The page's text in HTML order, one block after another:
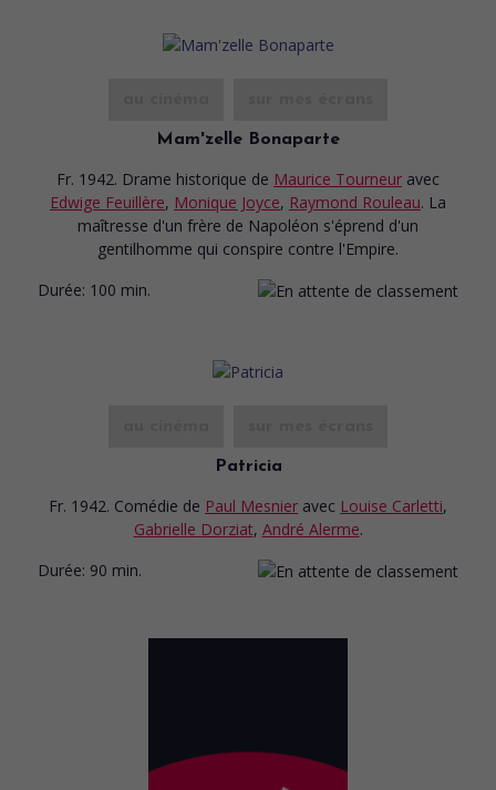
Mam'zelle Bonaparte
Fr. 1942. Drame historique de Maurice Tourneur avec
Edwige Feuillère, Monique Joyce, Raymond Rouleau. La
maîtresse d'un frère de Napoléon s'éprend d'un
gentilhomme qui conspire contre l'Empire.
Durée: 100 min.
Patricia
Fr. 1942. Comédie de Paul Mesnier avec Louise Carletti,
Gabrielle Dorziat, André Alerme.
Durée: 90 min.